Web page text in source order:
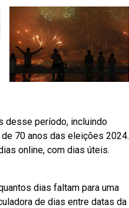
desse período, incluindo
70 anos das eleições 2024.
online, com dias úteis.
dias faltam para uma
de dias entre datas da